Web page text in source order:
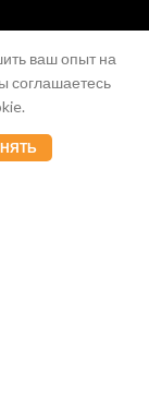
ваш опыт на
соглашаетесь